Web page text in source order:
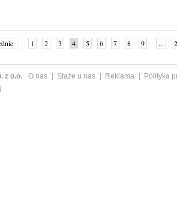
1 2 3 4 5 6 7 8 9 ...
z o.o. O nas Staże u nas Reklama
Polityka